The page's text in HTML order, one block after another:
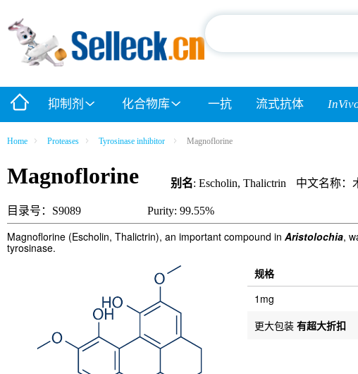
抑制剂 化合物库 一抗 流式抗体
Home Proteases Tyrosinase inhibitor Magnoflorine
Magnoflorine 别名: Escholin, Thalictrin 中文名称：
目录号：S9089 Purity: 99.55%
Magnoflorine (Escholin, Thalictrin), an important compound in Aristolochia,
tyrosinase.
规格
1mg
更大包装 有超大折扣